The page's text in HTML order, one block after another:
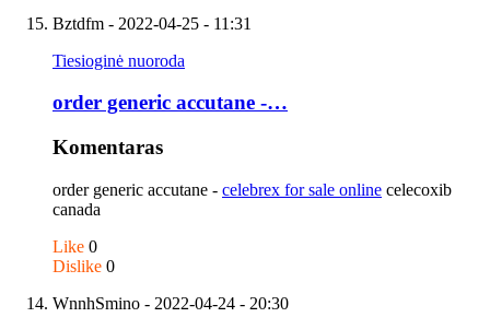
Bztdfm - 2022-04-25 - 11:31
Tiesioginė nuoroda
order generic accutane -…
Komentaras
order generic accutane - celebrex for sale online celecoxib
canada
Like 0
Dislike 0
WnnhSmino - 2022-04-24 - 20:30